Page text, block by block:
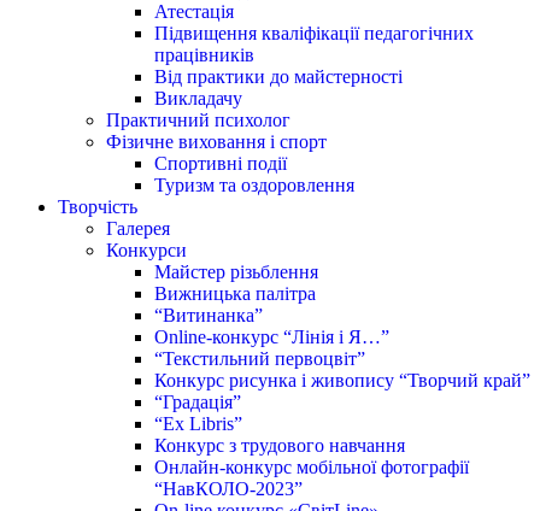
Атестація
Підвищення кваліфікації педагогічних
працівників
Від практики до майстерності
Викладачу
Практичний психолог
Фізичне виховання і спорт
Спортивні події
Туризм та оздоровлення
Творчість
Галерея
Конкурси
Майстер різьблення
Вижницька палітра
“Витинанка”
Online-конкурс “Лінія і Я…”
“Текстильний первоцвіт”
Конкурс рисунка і живопису “Творчий край”
“Градація”
“Ex Libris”
Конкурс з трудового навчання
Онлайн-конкурс мобільної фотографії
“НавКОЛО-2023”